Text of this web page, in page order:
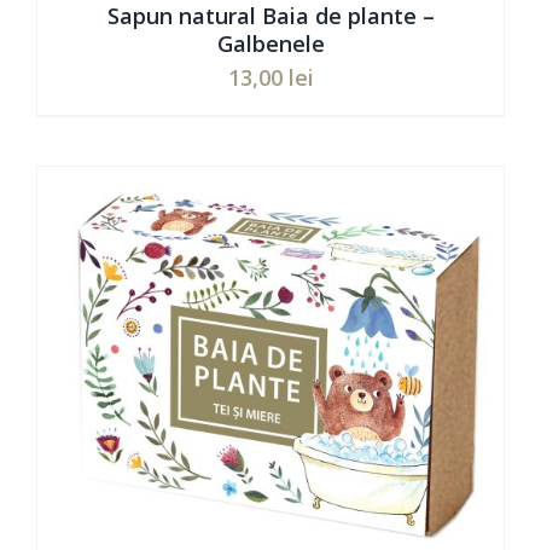
la5.00
ADAUGĂ ÎN COȘ
Sapun natural Baia de plante –
Galbenele
13,00 lei